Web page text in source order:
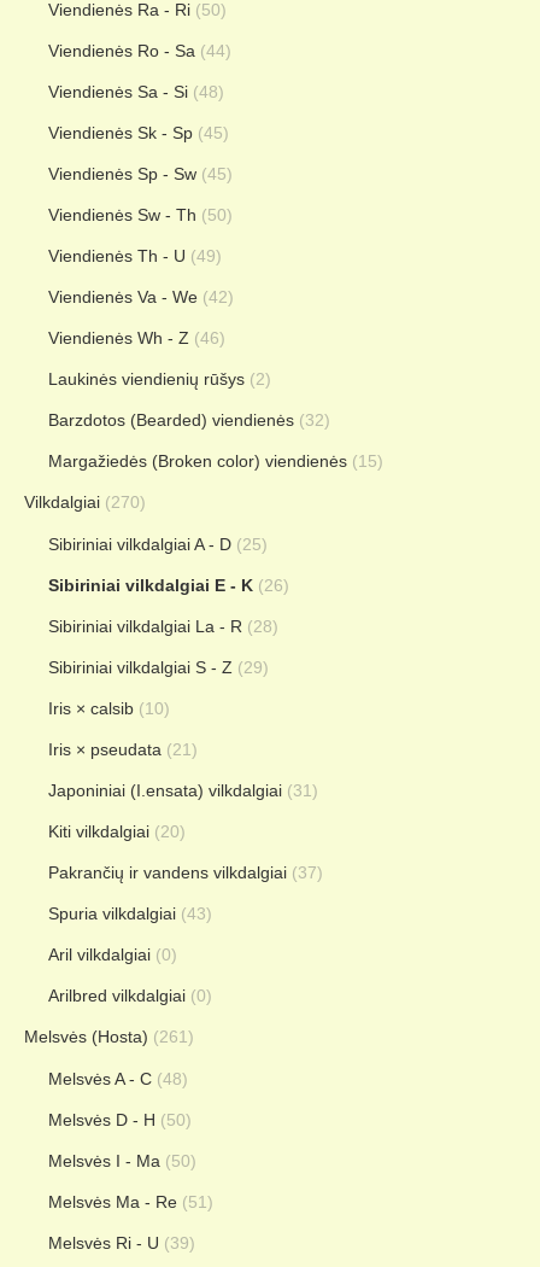
Viendienės Ra - Ri (50)
Viendienės Ro - Sa (44)
Viendienės Sa - Si (48)
Viendienės Sk - Sp (45)
Viendienės Sp - Sw (45)
Viendienės Sw - Th (50)
Viendienės Th - U (49)
Viendienės Va - We (42)
Viendienės Wh - Z (46)
Laukinės viendienių rūšys (2)
Barzdotos (Bearded) viendienės (32)
Margažiedės (Broken color) viendienės (15)
Vilkdalgiai (270)
Sibiriniai vilkdalgiai A - D (25)
Sibiriniai vilkdalgiai E - K (26)
Sibiriniai vilkdalgiai La - R (28)
Sibiriniai vilkdalgiai S - Z (29)
Iris × calsib (10)
Iris × pseudata (21)
Japoniniai (I.ensata) vilkdalgiai (31)
Kiti vilkdalgiai (20)
Pakrančių ir vandens vilkdalgiai (37)
Spuria vilkdalgiai (43)
Aril vilkdalgiai (0)
Arilbred vilkdalgiai (0)
Melsvės (Hosta) (261)
Melsvės A - C (48)
Melsvės D - H (50)
Melsvės I - Ma (50)
Melsvės Ma - Re (51)
Melsvės Ri - U (39)